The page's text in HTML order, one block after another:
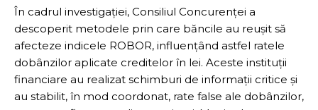
În cadrul investigației, Consiliul Concurenței a
descoperit metodele prin care băncile au reușit să
afecteze indicele ROBOR, influențând astfel ratele
dobânzilor aplicate creditelor în lei. Aceste instituții
financiare au realizat schimburi de informații critice și
au stabilit, în mod coordonat, rate false ale dobânzilor,